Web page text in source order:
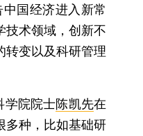
中国经济进入新常
技术领域，创新不
转变以及科研管理
院院士陈凯先在
多种，比如基础研